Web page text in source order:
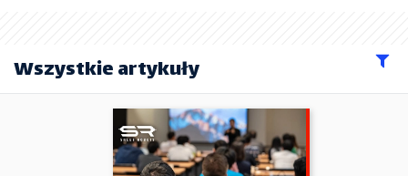
Wszystkie artykuły